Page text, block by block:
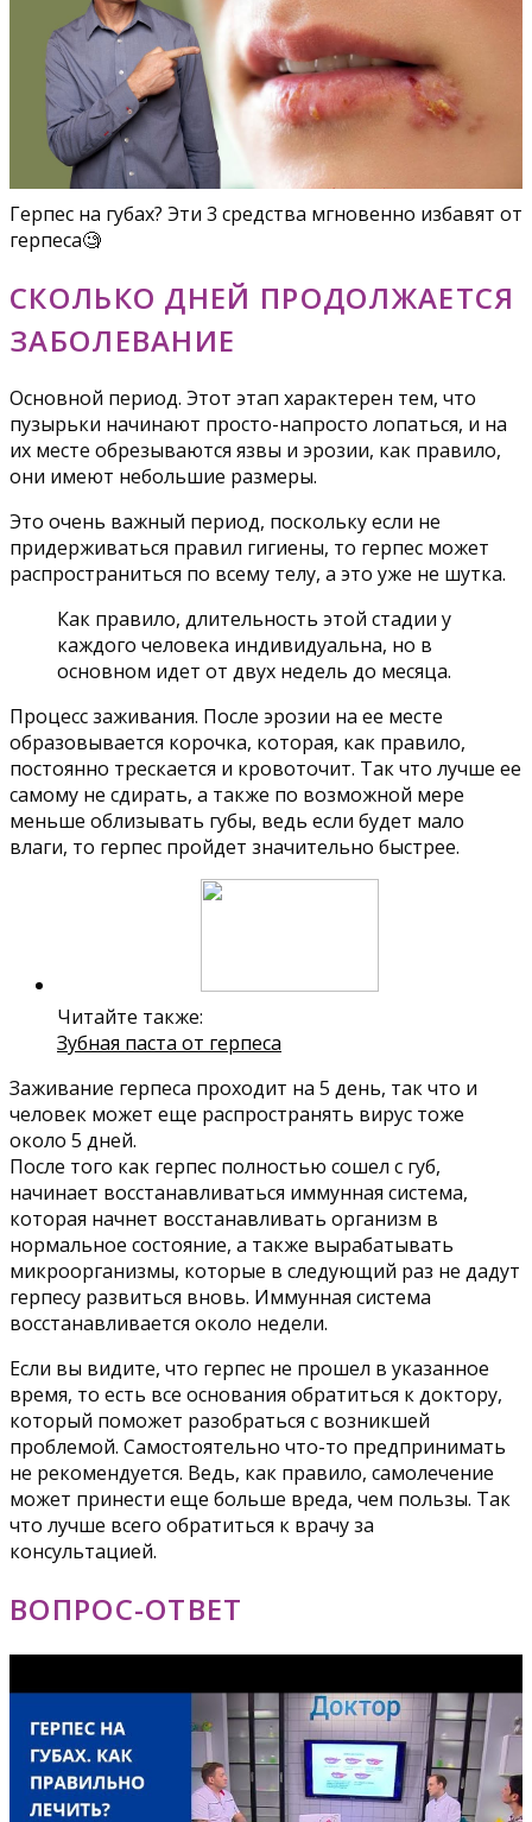
Герпес на губах? Эти 3 средства мгновенно избавят от
герпеса🧐
СКОЛЬКО ДНЕЙ ПРОДОЛЖАЕТСЯ
ЗАБОЛЕВАНИЕ
Основной период. Этот этап характерен тем, что
пузырьки начинают просто-напросто лопаться, и на
их месте обрезываются язвы и эрозии, как правило,
они имеют небольшие размеры.
Это очень важный период, поскольку если не
придерживаться правил гигиены, то герпес может
распространиться по всему телу, а это уже не шутка.
Как правило, длительность этой стадии у
каждого человека индивидуальна, но в
основном идет от двух недель до месяца.
Процесс заживания. После эрозии на ее месте
образовывается корочка, которая, как правило,
постоянно трескается и кровоточит. Так что лучше ее
самому не сдирать, а также по возможной мере
меньше облизывать губы, ведь если будет мало
влаги, то герпес пройдет значительно быстрее.
Читайте также:
Зубная паста от герпеса
Заживание герпеса проходит на 5 день, так что и
человек может еще распространять вирус тоже
около 5 дней.
После того как герпес полностью сошел с губ,
начинает восстанавливаться иммунная система,
которая начнет восстанавливать организм в
нормальное состояние, а также вырабатывать
микроорганизмы, которые в следующий раз не дадут
герпесу развиться вновь. Иммунная система
восстанавливается около недели.
Если вы видите, что герпес не прошел в указанное
время, то есть все основания обратиться к доктору,
который поможет разобраться с возникшей
проблемой. Самостоятельно что-то предпринимать
не рекомендуется. Ведь, как правило, самолечение
может принести еще больше вреда, чем пользы. Так
что лучше всего обратиться к врачу за
консультацией.
ВОПРОС-ОТВЕТ